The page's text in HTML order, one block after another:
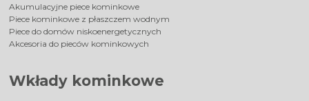
Akumulacyjne piece kominkowe
Piece kominkowe z płaszczem wodnym
Piece do domów niskoenergetycznych
Akcesoria do pieców kominkowych
Wkłady kominkowe